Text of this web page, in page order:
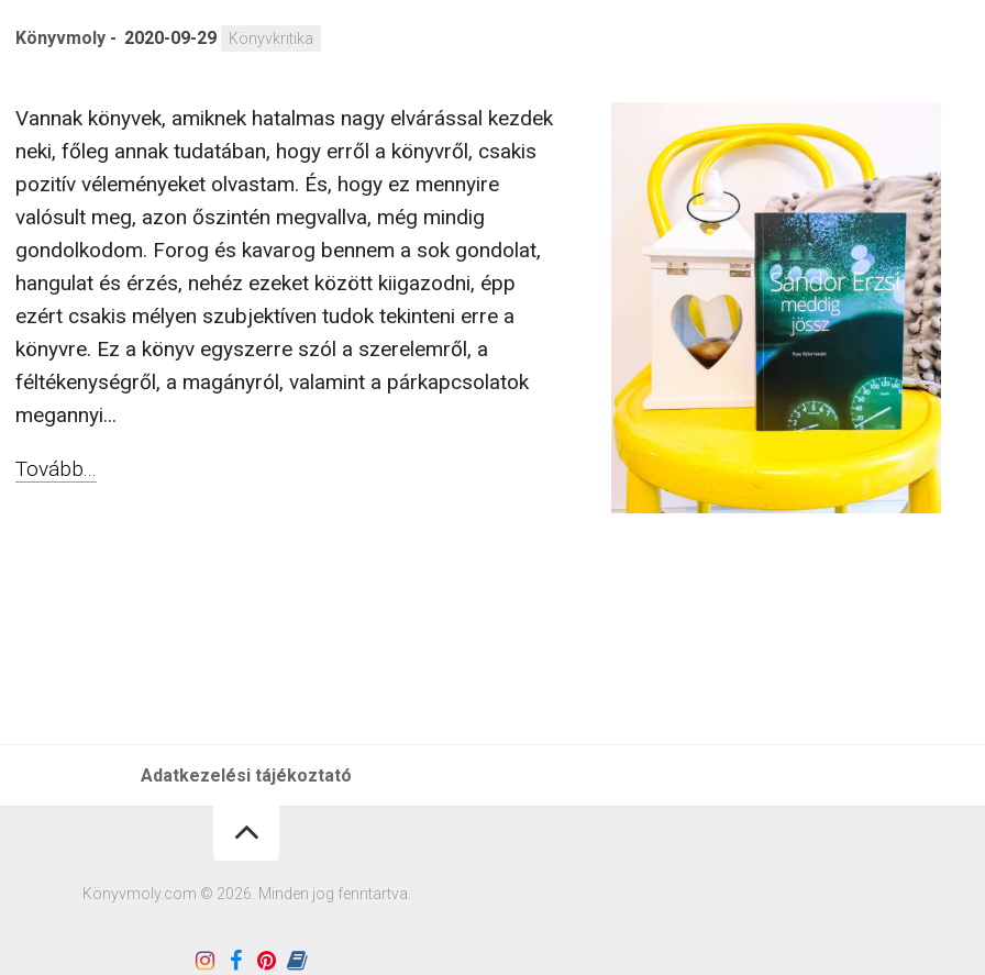
Könyvmoly - 2020-09-29 Könyvkritika
Vannak könyvek, amiknek hatalmas nagy elvárással kezdek
neki, főleg annak tudatában, hogy erről a könyvről, csakis
pozitív véleményeket olvastam. És, hogy ez mennyire
valósult meg, azon őszintén megvallva, még mindig
gondolkodom. Forog és kavarog bennem a sok gondolat,
hangulat és érzés, nehéz ezeket között kiigazodni, épp
ezért csakis mélyen szubjektíven tudok tekinteni erre a
könyvre. Ez a könyv egyszerre szól a szerelemről, a
féltékenységről, a magányról, valamint a párkapcsolatok
megannyi...
Tovább...
Adatkezelési tájékoztató
Könyvmoly.com © 2026. Minden jog fenntartva.